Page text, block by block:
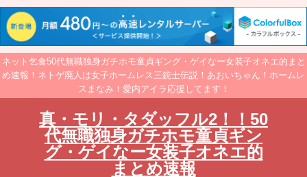
ネット乞食50代無職独身ガチホモ童貞ギング・ゲイなー女装子オネエ的まと
め速報！ネトゲ廃人は女子ホームレス三銃士伝説！あおいちゃん！ホームレ
スまなみ！愛内アイラ応援してます！
真・モリ・タダッフル2！！50
代無職独身ガチホモ童貞ギン
グ・ゲイなー女装子オネエ的
まとめ速報